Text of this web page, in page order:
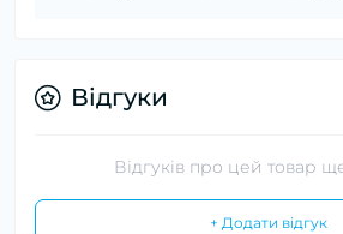
Відгуки
Відгуків про цей товар
+ Додати відгук